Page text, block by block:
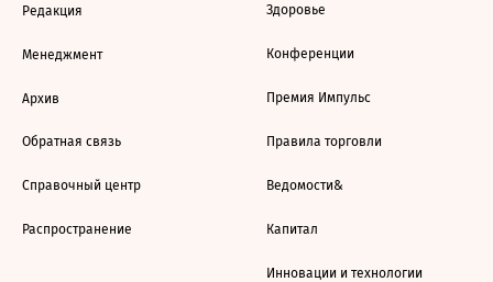
Редакция
Менеджмент
Архив
Обратная связь
Справочный центр
Распространение
Здоровье
Конференции
Премия Импульс
Правила торговли
Ведомости&
Капитал
Инновации и технологии